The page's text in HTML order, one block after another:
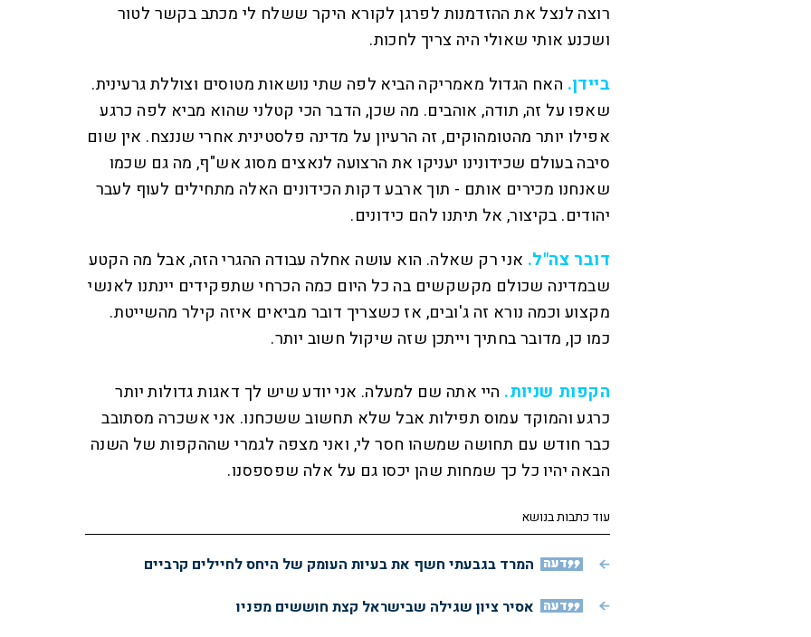
רוצה לנצל את ההזדמנות לפרגן לקורא היקר ששלח לי מכתב בקשר לטור
ושכנע אותי שאולי היה צריך לחכות.
ביידן. האח הגדול מאמריקה הביא לפה שתי נושאות מטוסים וצוללת גרעינית.
שאפו על זה, תודה, אוהבים. מה שכן, הדבר הכי קטלני שהוא מביא לפה כרגע
אפילו יותר מהטומהוקים, זה הרעיון על מדינה פלסטינית אחרי שננצח. אין שום
סיבה בעולם שכידונינו יעניקו את הרצועה לנאצים מסוג אש"ף, מה גם שכמו
שאנחנו מכירים אותם - תוך ארבע דקות הכידונים האלה מתחילים לעוף לעבר
יהודים. בקיצור, אל תיתנו להם כידונים.
דובר צה"ל. אני רק שאלה. הוא עושה אחלה עבודה ההגרי הזה, אבל מה הקטע
שבמדינה שכולם מקשקשים בה כל היום כמה הכרחי שתפקידים יינתנו לאנשי
מקצוע וכמה נורא זה ג'ובים, אז כשצריך דובר מביאים איזה קילר מהשייטת.
כמו כן, מדובר בחתיך וייתכן שזה שיקול חשוב יותר.
הקפות שניות. היי אתה שם למעלה. אני יודע שיש לך דאגות גדולות יותר
כרגע והמוקד עמוס תפילות אבל שלא תחשוב ששכחנו. אני אשכרה מסתובב
כבר חודש עם תחושה שמשהו חסר לי, ואני מצפה לגמרי שההקפות של השנה
הבאה יהיו כל כך שמחות שהן יכסו גם על אלה שפספסנו.
עוד כתבות בנושא
דעה המרד בגבעתי חשף את בעיות העומק של היחס לחיילים קרביים
דעה אסיר ציון שגילה שבישראל קצת חוששים מפניו